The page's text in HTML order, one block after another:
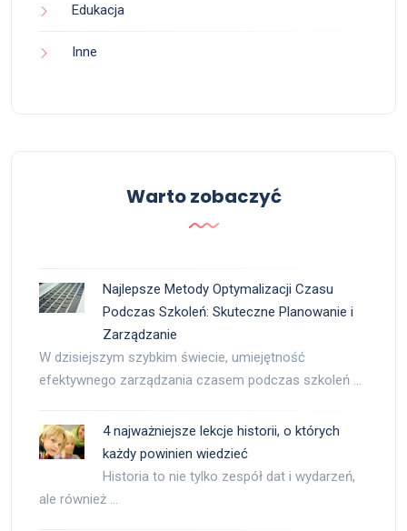
Edukacja
Inne
Warto zobaczyć
Najlepsze Metody Optymalizacji Czasu
Podczas Szkoleń: Skuteczne Planowanie i
Zarządzanie
W dzisiejszym szybkim świecie, umiejętność
efektywnego zarządzania czasem podczas szkoleń …
4 najważniejsze lekcje historii, o których
każdy powinien wiedzieć
Historia to nie tylko zespół dat i wydarzeń,
ale również …